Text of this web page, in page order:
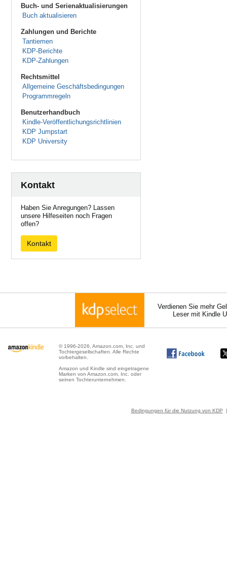
Buch- und Serienaktualisierungen
Buch aktualisieren
Zahlungen und Berichte
Tantiemen
KDP-Berichte
KDP-Zahlungen
Rechtsmittel
Allgemeine Geschäftsbedingungen
Programmregeln
Benutzerhandbuch
Kindle-Veröffentlichungsrichtlinien
KDP Jumpstart
KDP University
Kontakt
Haben Sie Anregungen? Lassen
unsere Hilfeseiten noch Fragen
offen?
Kontakt
Verdienen Sie mehr
Leser mit Kindle
© 1996-2026, Amazon.com, Inc. und
Tochtergesellschaften. Alle Rechte
vorbehalten.
Amazon und Kindle sind eingetragene
Marken von Amazon.com, Inc. oder
seinen Tochterunternehmen.
Bedingungen für die Nutzung von KDP